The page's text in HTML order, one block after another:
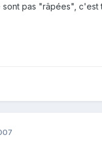
sont pas "râpées", c'est